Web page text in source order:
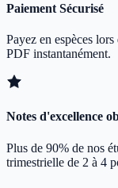
Paiement Sécurisé
Payez en espèces
PDF instantanément.
Notes d'excellence
Plus de 90% de nos
trimestrielle de 2 à 4